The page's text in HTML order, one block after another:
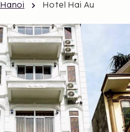
Hanoi Hotel Hai Au